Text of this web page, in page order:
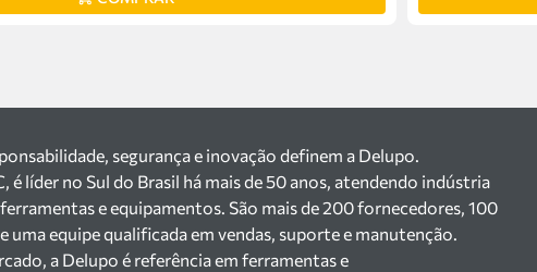
segurança e inovação definem a Delupo.
é líder no Sul do Brasil há mais de 50 anos, atendendo indústria
e equipamentos. São mais de 200 fornecedores, 100
uma equipe qualificada em vendas, suporte e manutenção.
a Delupo é referência em ferramentas e